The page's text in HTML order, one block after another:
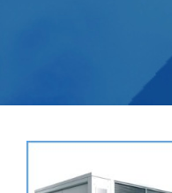
ΠΡΟΙΟΝΤΑ
ΝΕΑ